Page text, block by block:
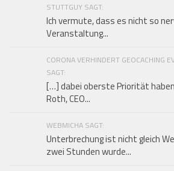
STUTTGUY SAGT:
Ich vermute, dass es nicht so
Veranstaltung...
CORONA VERHINDERT GEOCACHING
SAGT:
[…] dabei oberste Priorität
Roth, CEO...
WEBMICHA SAGT:
Unterbrechung ist nicht gleich
zwei Stunden wurde...